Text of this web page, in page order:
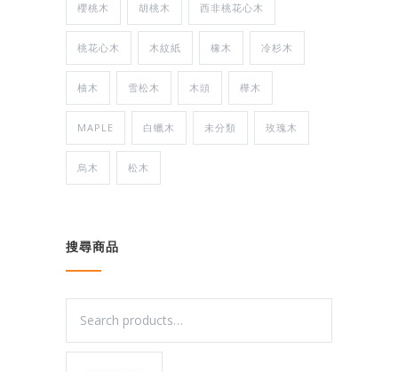
櫻桃木 胡桃木 西非桃花心木
桃花心木 木紋紙 橡木 冷杉木
柚木 雪松木 木頭 樺木
MAPLE 白蠟木 未分類 玫瑰木
烏木 松木
搜尋商品